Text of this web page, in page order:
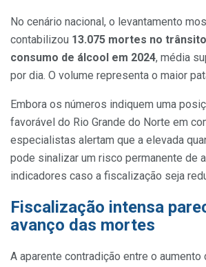
No cenário nacional, o levantamento
contabilizou 13.075 mortes no
consumo de álcool em 2024, média
por dia. O volume representa o maior
Embora os números indiquem uma
favorável do Rio Grande do Norte em
especialistas alertam que a elevada
pode sinalizar um risco permanente de
indicadores caso a fiscalização seja
Fiscalização intensa
avanço das mortes
A aparente contradição entre o